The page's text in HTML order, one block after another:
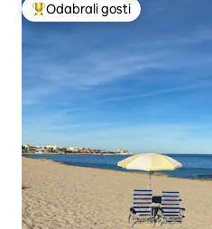
Među najviše rangiranima s
Odabrali gosti